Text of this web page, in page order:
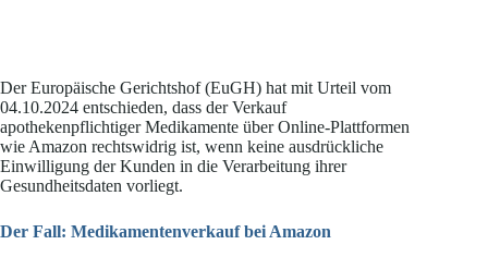
Der Europäische Gerichtshof (EuGH) hat mit Urteil vom
04.10.2024 entschieden, dass der Verkauf
apothekenpflichtiger Medikamente über Online-Plattformen
wie Amazon rechtswidrig ist, wenn keine ausdrückliche
Einwilligung der Kunden in die Verarbeitung ihrer
Gesundheitsdaten vorliegt.
Der Fall: Medikamentenverkauf bei Amazon